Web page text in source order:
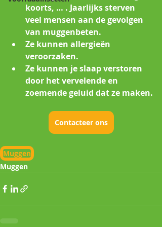
koorts, … . Jaarlijks sterven
veel mensen aan de gevolgen
van muggenbeten.
Ze kunnen allergieën
veroorzaken.
Ze kunnen je slaap verstoren
door het vervelende en
zoemende geluid dat ze maken.
Contacteer ons
Muggen
Muggen